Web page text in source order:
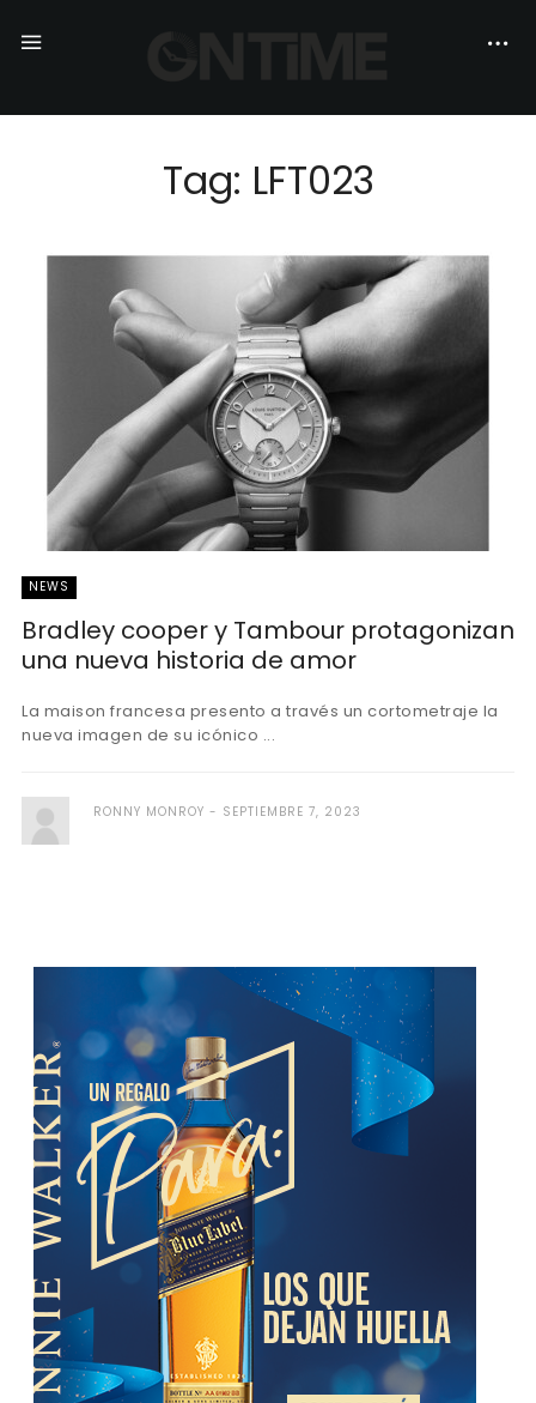
Tag: LFT023
NEWS
Bradley cooper y Tambour protagonizan
una nueva historia de amor
La maison francesa presento a través un cortometraje la
nueva imagen de su icónico ...
RONNY MONROY SEPTIEMBRE 7, 2023